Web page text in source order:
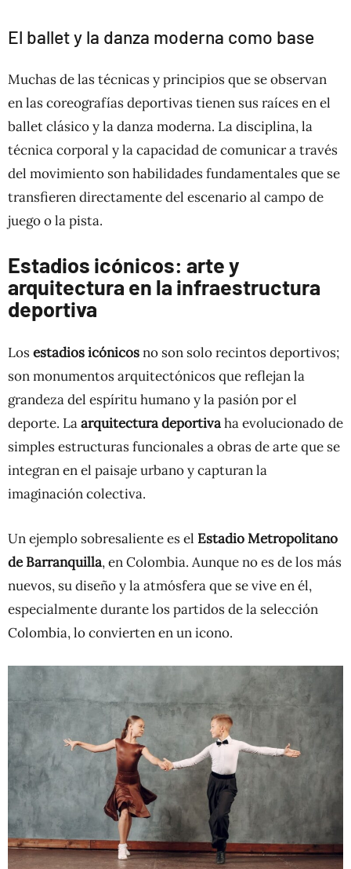
El ballet y la danza moderna como base
Muchas de las técnicas y principios que se observan
en las coreografías deportivas tienen sus raíces en el
ballet clásico y la danza moderna. La disciplina, la
técnica corporal y la capacidad de comunicar a través
del movimiento son habilidades fundamentales que se
transfieren directamente del escenario al campo de
juego o la pista.
Estadios icónicos: arte y
arquitectura en la infraestructura
deportiva
Losestadios icónicosno son solo recintos deportivos;
son monumentos arquitectónicos que reflejan la
grandeza del espíritu humano y la pasión por el
deporte. Laarquitectura deportivaha evolucionado de
simples estructuras funcionales a obras de arte que se
integran en el paisaje urbano y capturan la
imaginación colectiva.
Un ejemplo sobresaliente es el Estadio Metropolitano
de Barranquilla, en Colombia. Aunque no es de los más
nuevos, su diseño y la atmósfera que se vive en él,
especialmente durante los partidos de la selección
Colombia, lo convierten en un icono.